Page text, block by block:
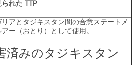
れた TTP
リアとタジキスタン間の合意ステートメ
ー（おとり）として使用。
済みのタジキスタン